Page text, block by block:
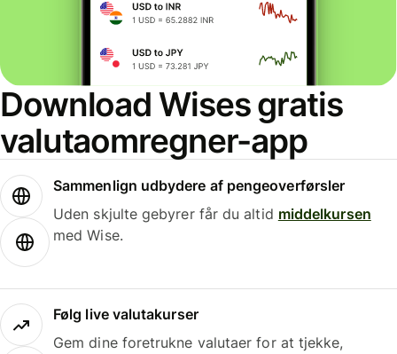
Download Wises gratis
valutaomregner-app
Sammenlign udbydere af pengeoverførsler
Uden skjulte gebyrer får du altid middelkursen
med Wise.
Følg live valutakurser
Gem dine foretrukne valutaer for at tjekke,